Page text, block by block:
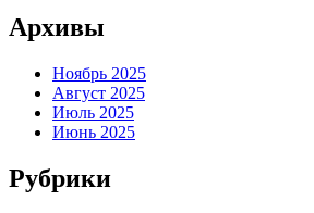
Архивы
Ноябрь 2025
Август 2025
Июль 2025
Июнь 2025
Рубрики